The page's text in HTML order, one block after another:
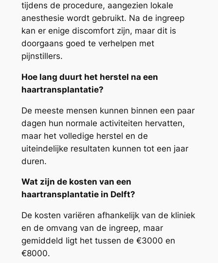
tijdens de procedure, aangezien lokale
anesthesie wordt gebruikt. Na de ingreep
kan er enige discomfort zijn, maar dit is
doorgaans goed te verhelpen met
pijnstillers.
Hoe lang duurt het herstel na een
haartransplantatie?
De meeste mensen kunnen binnen een paar
dagen hun normale activiteiten hervatten,
maar het volledige herstel en de
uiteindelijke resultaten kunnen tot een jaar
duren.
Wat zijn de kosten van een
haartransplantatie in Delft?
De kosten variëren afhankelijk van de kliniek
en de omvang van de ingreep, maar
gemiddeld ligt het tussen de €3000 en
€8000.